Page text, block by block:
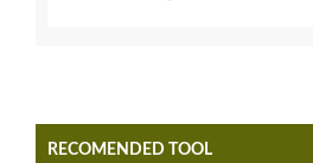
RECOMENDED TOOL